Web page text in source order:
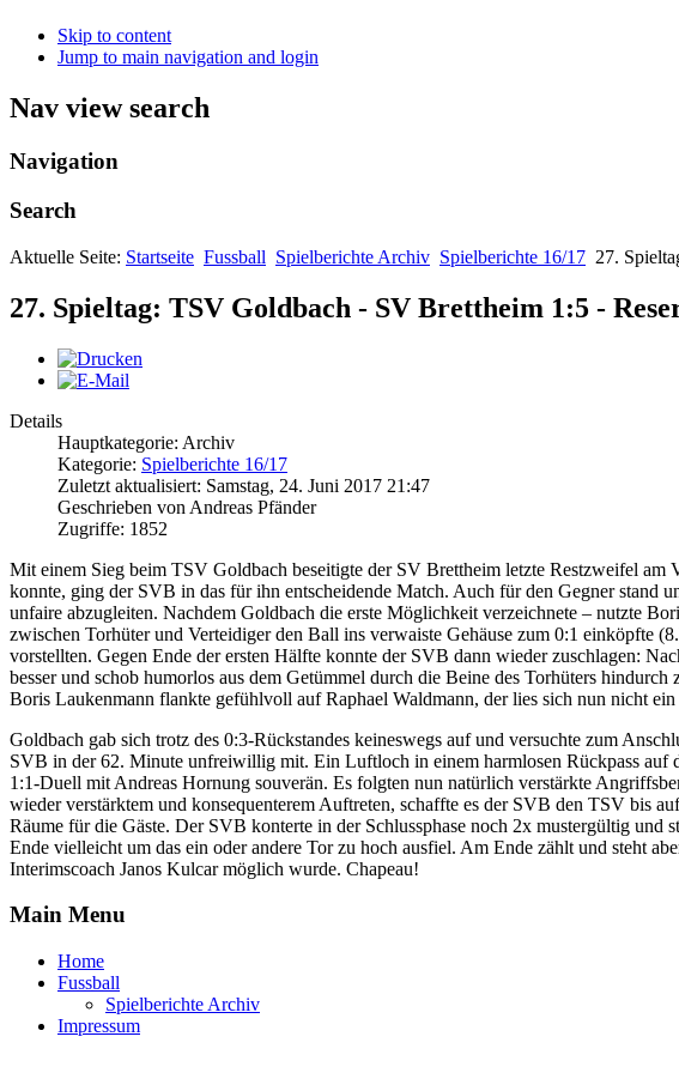
Skip to content
Jump to main navigation and login
Nav view search
Navigation
Search
Aktuelle Seite: Startseite Fussball Spielberichte Archiv Spielberichte 16/17 27.
27. Spieltag: TSV Goldbach - SV Brettheim 1:5 -
Details
Hauptkategorie: Archiv
Kategorie: Spielberichte 16/17
Zuletzt aktualisiert: Samstag, 24. Juni 2017 21:47
Geschrieben von Andreas Pfänder
Zugriffe: 1852
Mit einem Sieg beim TSV Goldbach beseitigte der SV Brettheim letzte Restzweifel
konnte, ging der SVB in das für ihn entscheidende Match. Auch für den Gegner stand
unfaire abzugleiten. Nachdem Goldbach die erste Möglichkeit verzeichnete – nutzte
zwischen Torhüter und Verteidiger den Ball ins verwaiste Gehäuse zum 0:1 einköpfte
vorstellten. Gegen Ende der ersten Hälfte konnte der SVB dann wieder zuschlagen:
besser und schob humorlos aus dem Getümmel durch die Beine des Torhüters
Boris Laukenmann flankte gefühlvoll auf Raphael Waldmann, der lies sich nun nicht
Goldbach gab sich trotz des 0:3-Rückstandes keineswegs auf und versuchte zum
SVB in der 62. Minute unfreiwillig mit. Ein Luftloch in einem harmlosen Rückpass auf
1:1-Duell mit Andreas Hornung souverän. Es folgten nun natürlich verstärkte
wieder verstärktem und konsequenterem Auftreten, schaffte es der SVB den TSV bis
Räume für die Gäste. Der SVB konterte in der Schlussphase noch 2x mustergültig
Ende vielleicht um das ein oder andere Tor zu hoch ausfiel. Am Ende zählt und steht
Interimscoach Janos Kulcar möglich wurde. Chapeau!
Main Menu
Home
Fussball
Spielberichte Archiv
Impressum